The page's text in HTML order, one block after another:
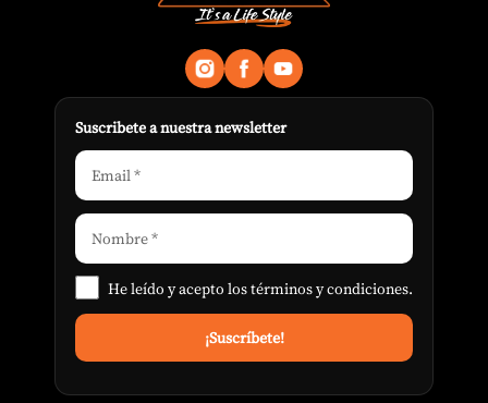
Suscribete a nuestra newsletter
He leído y acepto lostérminos y condiciones.